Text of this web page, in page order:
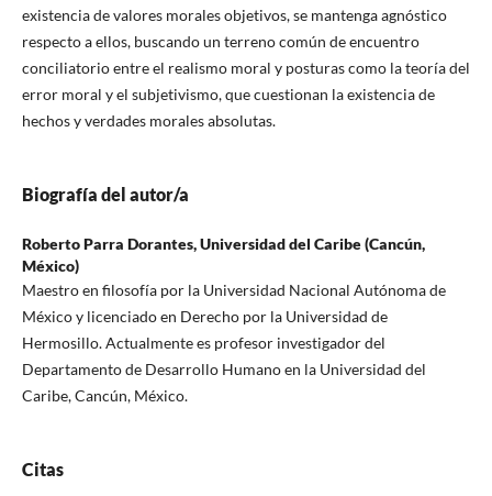
existencia de valores morales objetivos, se mantenga agnóstico
respecto a ellos, buscando un terreno común de encuentro
conciliatorio entre el realismo moral y posturas como la teoría del
error moral y el subjetivismo, que cuestionan la existencia de
hechos y verdades morales absolutas.
Biografía del autor/a
Roberto Parra Dorantes,Universidad del Caribe (Cancún,
México)
Maestro en filosofía por la Universidad Nacional Autónoma de
México y licenciado en Derecho por la Universidad de
Hermosillo. Actualmente es profesor investigador del
Departamento de Desarrollo Humano en la Universidad del
Caribe, Cancún, México.
Citas